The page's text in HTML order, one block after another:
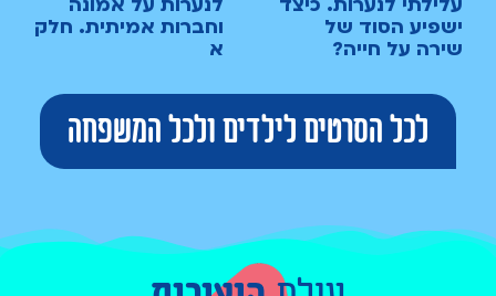
ישפיע הסוד של
שירה על חייה?
וחברות אמיתית. חלק
א
לכל הסרטים לילדים ולכל המשפחה